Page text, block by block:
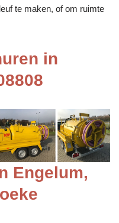
te maken, of om ruimte
in
Engelum,